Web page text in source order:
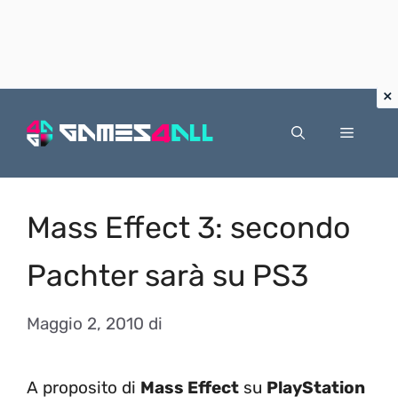
Menu
Mass Effect 3: secondo
Pachter sarà su PS3
Maggio 2, 2010 di
A proposito di Mass Effect su PlayStation